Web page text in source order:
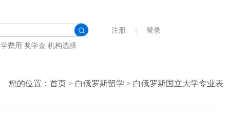
费用 奖学金 机构选择
注册 | 登录
您的位置： 首页> 白俄罗斯留学 > 白俄罗斯国立大学专业表